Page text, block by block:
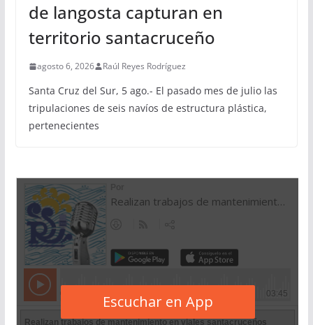
de langosta capturan en
territorio santacruceño
agosto 6, 2026 Raúl Reyes Rodríguez
Santa Cruz del Sur, 5 ago.- El pasado mes de julio las
tripulaciones de seis navíos de estructura plástica,
pertenecientes